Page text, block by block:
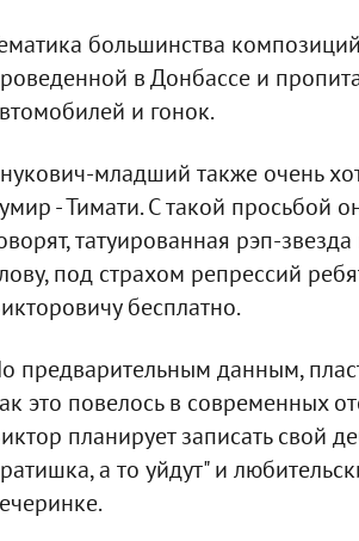
большинства
в Донбассе и
и гонок.
младший также очень
- Тимати. С такой просьбой
татуированная рэп-
под страхом репрессий
бесплатно.
предварительным данным,
это повелось в современных
планирует записать свой
а то уйдут" и